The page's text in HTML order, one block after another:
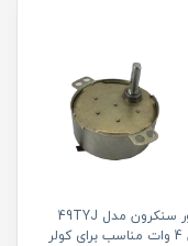
موتور سنکرون مدل 49TYJ
توان 4 وات مناسب برای کولر